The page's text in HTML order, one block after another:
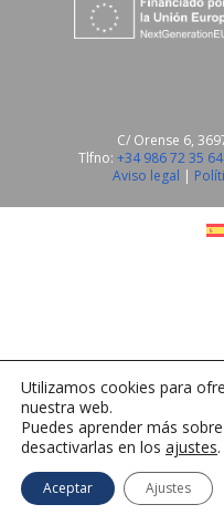
C/ Orense 6,
Tlfno: +34 986 72 35 64
Aviso legal |
Utilizamos cookies para
nuestra web.
Puedes aprender más
desactivarlas en los ajustes.
Aceptar Ajustes